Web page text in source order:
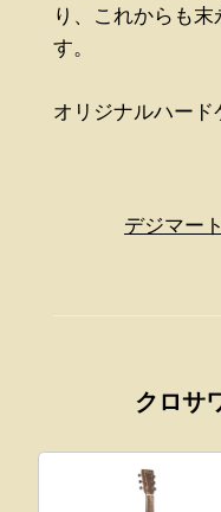
り、これからも
す。
オリジナルハー
デジマー
クロサ